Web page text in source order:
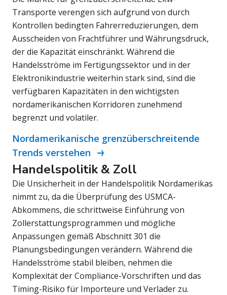
Transporte verengen sich aufgrund von durch
Kontrollen bedingten Fahrerreduzierungen, dem
Ausscheiden von Frachtführer und Währungsdruck,
der die Kapazität einschränkt. Während die
Handelsströme im Fertigungssektor und in der
Elektronikindustrie weiterhin stark sind, sind die
verfügbaren Kapazitäten in den wichtigsten
nordamerikanischen Korridoren zunehmend
begrenzt und volatiler.
Nordamerikanische grenzüberschreitende
Trends verstehen
Handelspolitik & Zoll
Die Unsicherheit in der Handelspolitik Nordamerikas
nimmt zu, da die Überprüfung des USMCA-
Abkommens, die schrittweise Einführung von
Zollerstattungsprogrammen und mögliche
Anpassungen gemäß Abschnitt 301 die
Planungsbedingungen verändern. Während die
Handelsströme stabil bleiben, nehmen die
Komplexität der Compliance-Vorschriften und das
Timing-Risiko für Importeure und Verlader zu.